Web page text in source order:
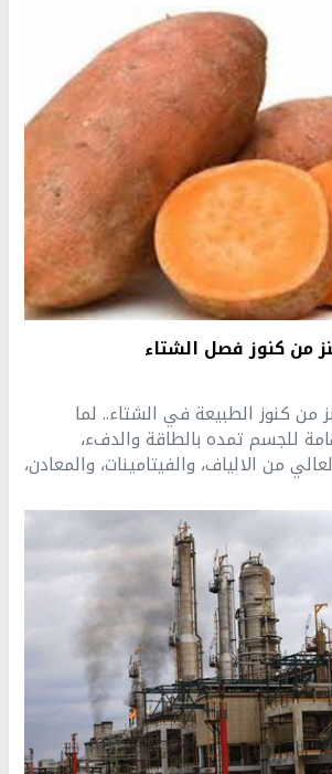
من كنوز فصل الشتاء
من كنوز الطبيعة في الشتاء.. لما
للجسم تمده بالطاقة والدفء،
من الالياف، والفيتامينات، والمعادن،